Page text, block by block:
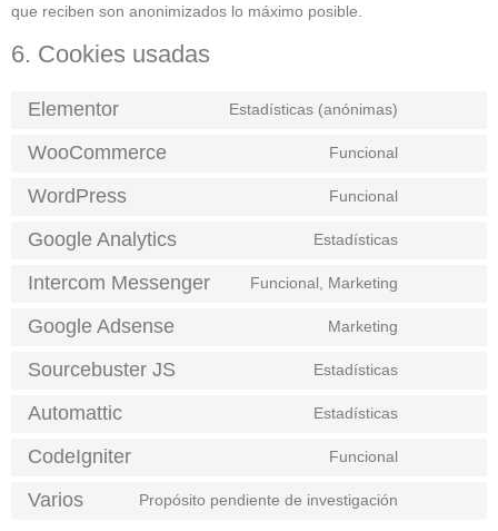
que reciben son anonimizados lo máximo posible.
6. Cookies usadas
Elementor Estadísticas (anónimas)
WooCommerce Funcional
WordPress Funcional
Google Analytics Estadísticas
Intercom Messenger Funcional, Marketing
Google Adsense Marketing
Sourcebuster JS Estadísticas
Automattic Estadísticas
CodeIgniter Funcional
Varios Propósito pendiente de investigación